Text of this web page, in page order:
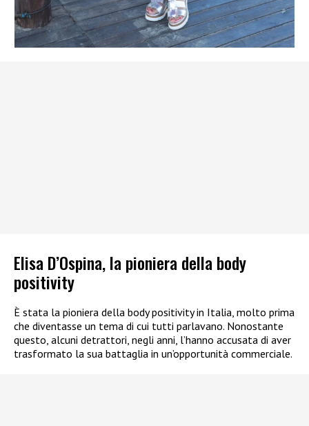
Elisa D’Ospina, la pioniera della body
positivity
È stata la pioniera della body positivity in Italia, molto prima
che diventasse un tema di cui tutti parlavano. Nonostante
questo, alcuni detrattori, negli anni, l’hanno accusata di aver
trasformato la sua battaglia in un’opportunità commerciale.